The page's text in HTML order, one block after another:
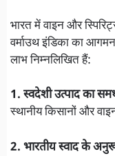
भारत में वाइन और
वर्माउथ इंडिका का
लाभ निम्नलिखित हैं:
1. स्वदेशी उत्पाद का
स्थानीय किसानों और
2. भारतीय स्वाद के